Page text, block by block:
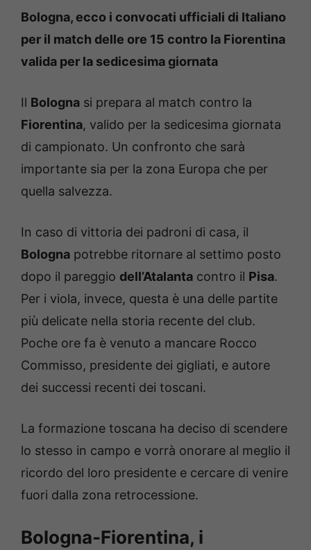
Bologna, ecco i convocati ufficiali di Italiano
per il match delle ore 15 contro la Fiorentina
valida per la sedicesima giornata
Il Bologna si prepara al match contro la
Fiorentina, valido per la sedicesima giornata
di campionato. Un confronto che sarà
importante sia per la zona Europa che per
quella salvezza.
In caso di vittoria dei padroni di casa, il
Bologna potrebbe ritornare al settimo posto
dopo il pareggio dell’Atalanta contro il Pisa.
Per i viola, invece, questa è una delle partite
più delicate nella storia recente del club.
Poche ore fa è venuto a mancare Rocco
Commisso, presidente dei gigliati, e autore
dei successi recenti dei toscani.
La formazione toscana ha deciso di scendere
lo stesso in campo e vorrà onorare al meglio il
ricordo del loro presidente e cercare di venire
fuori dalla zona retrocessione.
Bologna-Fiorentina, i